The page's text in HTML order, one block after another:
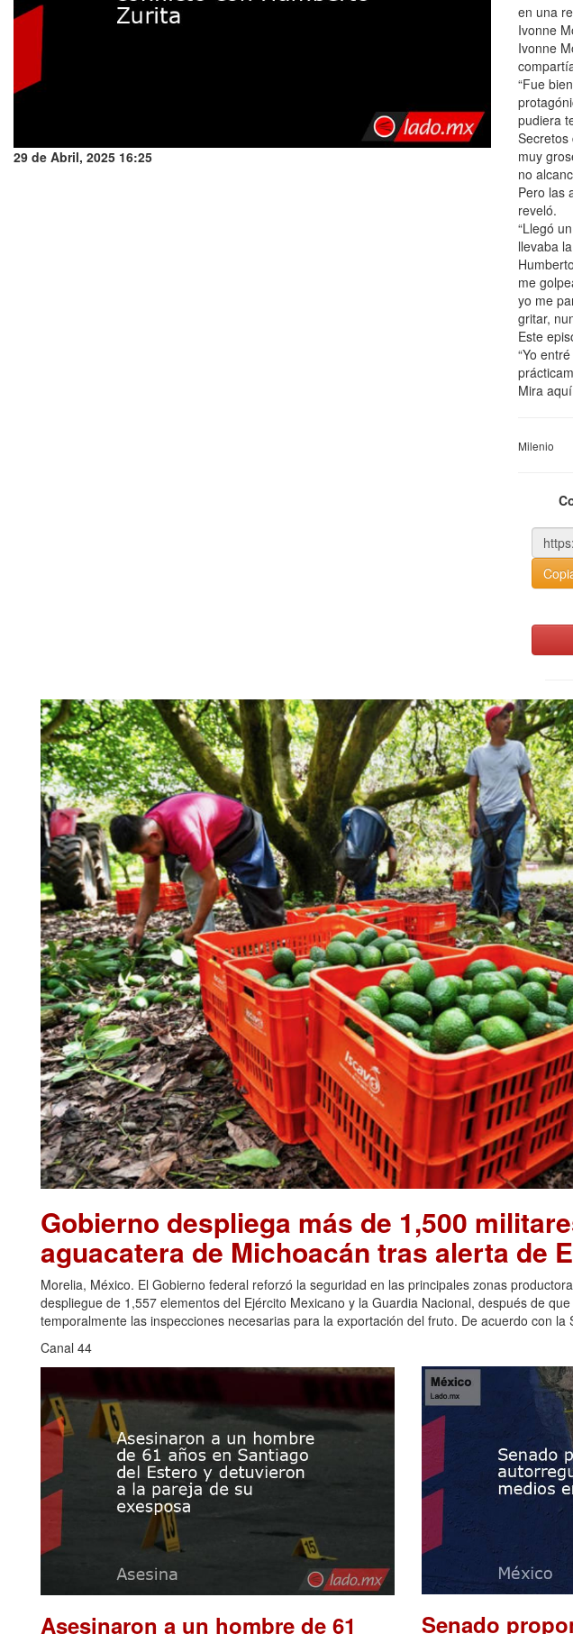
29 de Abril, 2025 16:25
en una
Ivonne
Ivonne
“Fue
pudiera
Secretos
muy
no
Pero las
reveló.
“Llegó
llevaba
me
yo me
gritar,
Este
“Yo
Mira
Milenio
Gobierno despliega más de 1,500
aguacatera de Michoacán tras alerta de
Morelia, México. El Gobierno federal reforzó la seguridad en las principales zonas
despliegue de 1,557 elementos del Ejército Mexicano y la Guardia Nacional, después de
temporalmente las inspecciones necesarias para la exportación del fruto. De acuerdo con
Canal 44
Asesinaron a un hombre de 61 Senado